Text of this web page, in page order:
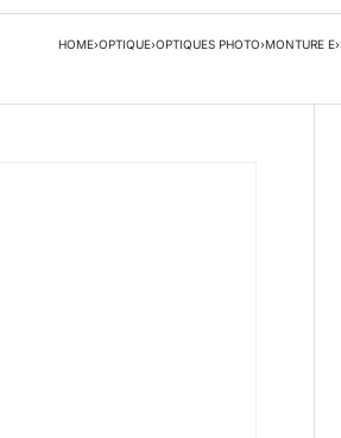
HOME›OPTIQUE›OPTIQUES PHOTO›MONTURE E›